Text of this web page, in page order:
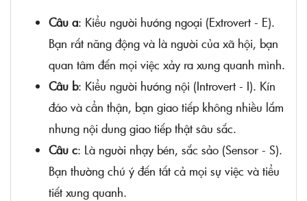
Câu a: Kiểu người hướng ngoại (Extrovert - E).
Bạn rất năng động và là người của xã hội, bạn
quan tâm đến mọi việc xảy ra xung quanh mình.
Câu b: Kiểu người hướng nội (Introvert - I). Kín
đáo và cẩn thận, bạn giao tiếp không nhiều lắm
nhưng nội dung giao tiếp thật sâu sắc.
Câu c: Là người nhạy bén, sắc sảo (Sensor - S).
Bạn thường chú ý đến tất cả mọi sự việc và tiểu
tiết xung quanh.